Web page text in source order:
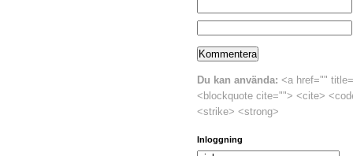
Du kan använda: <a href=""
<blockquote cite=""> <cite>
<strike> <strong>
Inloggning